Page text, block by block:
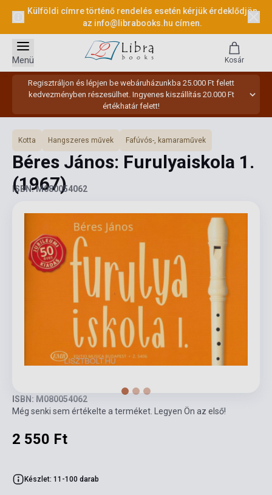
Külföldi címre történő rendelés esetén kérjük érdeklődjön
az info@librabooks.hu címen.
Regisztráljon és lépjen be webáruházunkba 25.000 Ft felett
kedvezményben részesülhet. Ingyenes kiszállítás 20.000 Ft
értékhatár felett!
Menü Kosár
Kotta Hangszeres művek Fafúvós-, kamaraművek
Béres János: Furulyaiskola 1.
(1967)
ISBN: M080054062
ISBN: M080054062
Még senki sem értékelte a terméket. Legyen Ön az első!
2 550 Ft
Készlet: 11-100 darab